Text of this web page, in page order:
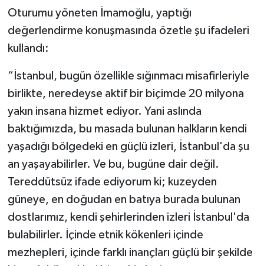
Oturumu yöneten İmamoğlu, yaptığı
değerlendirme konuşmasında özetle şu ifadeleri
kullandı:
“İstanbul, bugün özellikle sığınmacı misafirleriyle
birlikte, neredeyse aktif bir biçimde 20 milyona
yakın insana hizmet ediyor. Yani aslında
baktığımızda, bu masada bulunan halkların kendi
yaşadığı bölgedeki en güçlü izleri, İstanbul'da şu
an yaşayabilirler. Ve bu, bugüne dair değil.
Tereddütsüz ifade ediyorum ki; kuzeyden
güneye, en doğudan en batıya burada bulunan
dostlarımız, kendi şehirlerinden izleri İstanbul'da
bulabilirler. İçinde etnik kökenleri içinde
mezhepleri, içinde farklı inançları güçlü bir şekilde